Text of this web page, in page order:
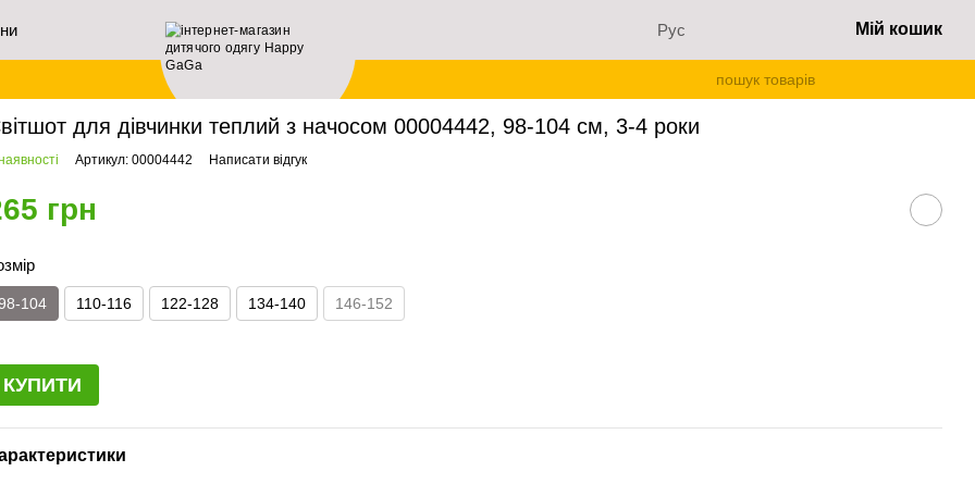
Рус Мій кошик
Світшоти Світшот для дівчинки теплий з начосом 00004442, 98-104 см, 3-4 роки
для дівчинки теплий з начосом 00004442, 98-104 см, 3-4 роки
Артикул: 00004442 Написати відгук
грн
104 110-116 122-128 134-140 146-152
КУПИТИ